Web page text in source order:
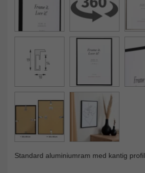
Standard aluminiumram med kantig profil